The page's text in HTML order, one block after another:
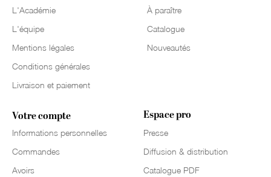
L'Académie
L'équipe
Mentions légales
Conditions générales
Livraison et paiement
À paraître
Catalogue
Nouveautés
Votre compte
Informations personnelles
Commandes
Avoirs
Espace pro
Presse
Diffusion & distribution
Catalogue PDF